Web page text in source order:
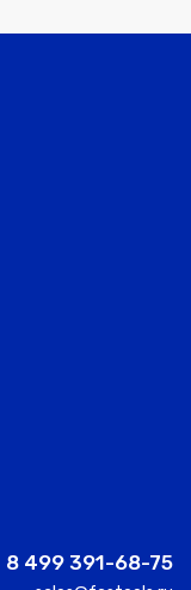
8 499 391-68-75